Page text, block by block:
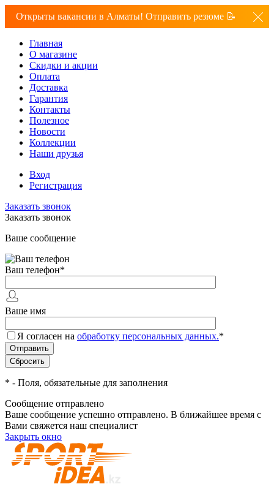
Открыты вакансии в Алматы! Отправить резюме 📝
Главная
О магазине
Скидки и акции
Оплата
Доставка
Гарантия
Контакты
Полезное
Новости
Коллекции
Наши друзья
Вход
Регистрация
Заказать звонок
Заказать звонок
Ваше сообщение
Ваш телефон*
Ваше имя
Я согласен на обработку персональных данных.*
* - Поля, обязательные для заполнения
Сообщение отправлено
Ваше сообщение успешно отправлено. В ближайшее время с
Вами свяжется наш специалист
Закрыть окно